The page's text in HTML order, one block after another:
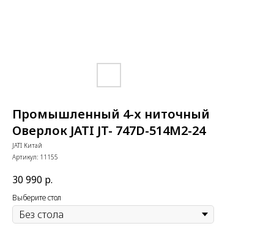
Промышленный 4-х ниточный
Оверлок JATI JT- 747D-514M2-24
JATI Китай
Артикул: 11155
30 990 р.
Выберите стол